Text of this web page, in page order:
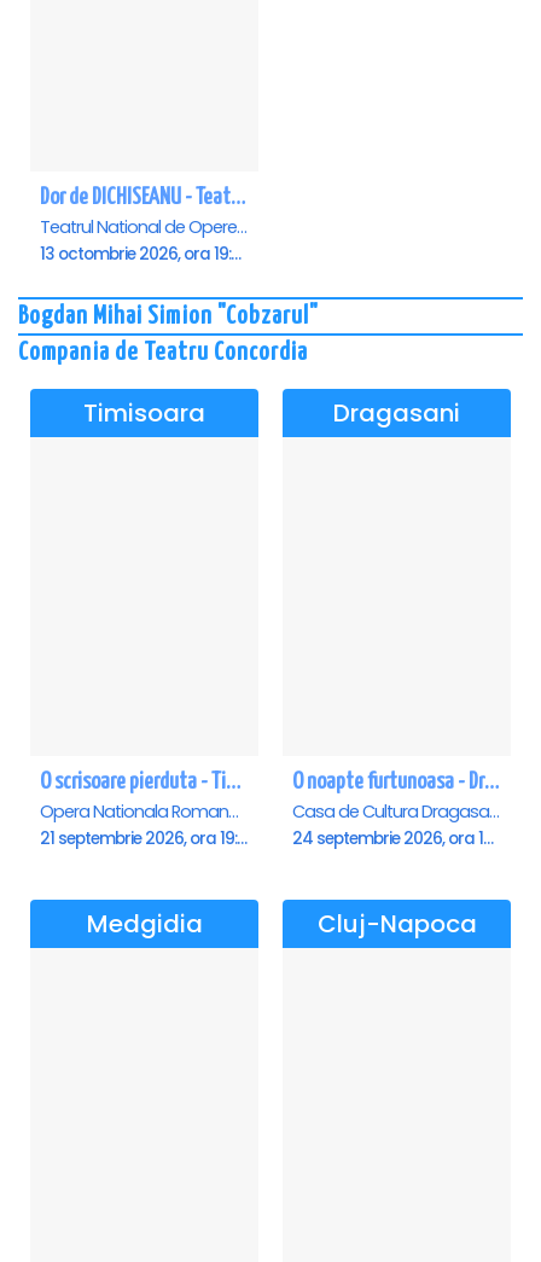
Dor de DICHISEANU - Teatrul Național de Operetă și Musical „Ion Dacian"
Teatrul National de Opereta si Musical Ion Dacian, Bucuresti
13 octombrie 2026, ora 19:00
Bogdan Mihai Simion "Cobzarul"
Compania de Teatru Concordia
Timisoara
O scrisoare pierduta - Timisoara
Opera Nationala Romana , Timisoara
21 septembrie 2026, ora 19:00
Dragasani
O noapte furtunoasa - Dragasani
Casa de Cultura Dragasani, Dragasani
24 septembrie 2026, ora 19:00
Medgidia Cluj-Napoca